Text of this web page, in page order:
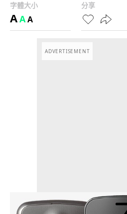
字體大小
AAA
分享
ADVERTISEMENT